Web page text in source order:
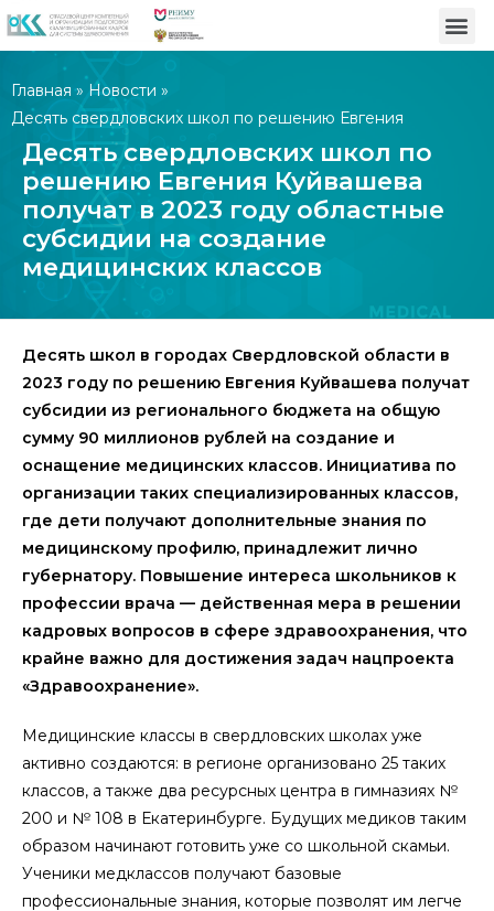
Главная » Новости »
Десять свердловских школ по решению Евгения
Куйвашева получат в 2023 году областные субсидии на
создание медицинских классов
Десять свердловских школ по
решению Евгения Куйвашева
получат в 2023 году областные
субсидии на создание
медицинских классов
Десять школ в городах Свердловской области в
2023 году по решению Евгения Куйвашева получат
субсидии из регионального бюджета на общую
сумму 90 миллионов рублей на создание и
оснащение медицинских классов. Инициатива по
организации таких специализированных классов,
где дети получают дополнительные знания по
медицинскому профилю, принадлежит лично
губернатору. Повышение интереса школьников к
профессии врача — действенная мера в решении
кадровых вопросов в сфере здравоохранения, что
крайне важно для достижения задач нацпроекта
«Здравоохранение».
Медицинские классы в свердловских школах уже
активно создаются: в регионе организовано 25 таких
классов, а также два ресурсных центра в гимназиях №
200 и № 108 в Екатеринбурге. Будущих медиков таким
образом начинают готовить уже со школьной скамьи.
Ученики медклассов получают базовые
профессиональные знания, которые позволят им легче